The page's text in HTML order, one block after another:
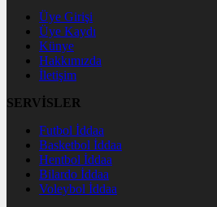
Üye Girişi
Üye Kaydı
Künye
Hakkımızda
İletişim
SERVİSLER
Futbol İddaa
Basketbol İddaa
Hentbol İddaa
Bilardo İddaa
Voleybol İddaa